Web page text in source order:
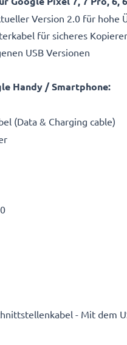
Version 2.0 für hohe
für sicheres
USB Versionen
Handy / Smartphone:
(Data & Charging cable)
- Mit dem